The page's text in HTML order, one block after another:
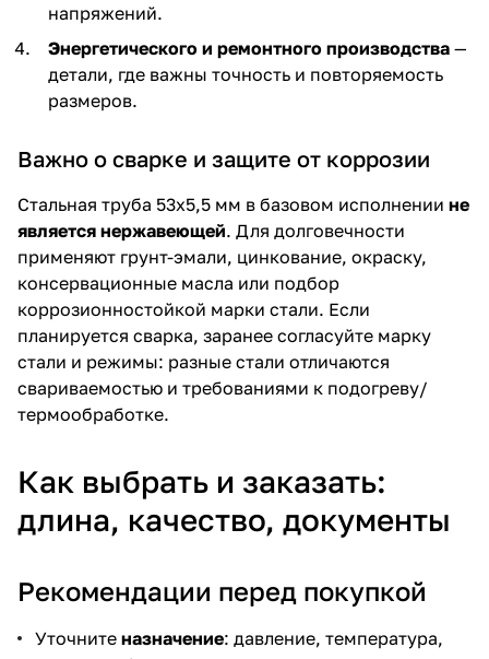
напряжений.
Энергетического и ремонтного производства —
детали, где важны точность и повторяемость
размеров.
Важно о сварке и защите от коррозии
Стальная труба 53х5,5 мм в базовом исполнении не
является нержавеющей. Для долговечности
применяют грунт-эмали, цинкование, окраску,
консервационные масла или подбор
коррозионностойкой марки стали. Если
планируется сварка, заранее согласуйте марку
стали и режимы: разные стали отличаются
свариваемостью и требованиями к подогреву/
термообработке.
Как выбрать и заказать:
длина, качество, документы
Рекомендации перед покупкой
Уточните назначение: давление, температура,